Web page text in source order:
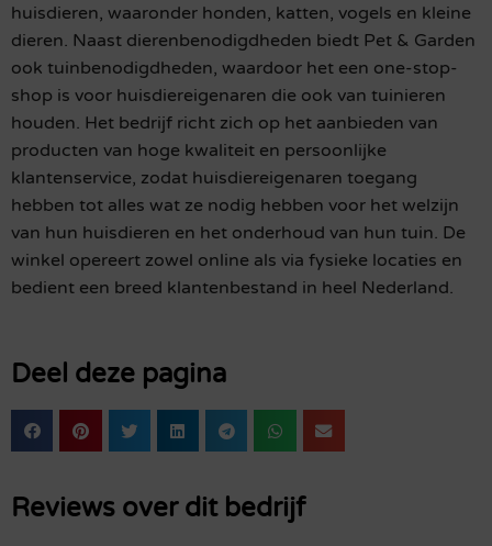
huisdieren, waaronder honden, katten, vogels en kleine
dieren. Naast dierenbenodigdheden biedt Pet & Garden
ook tuinbenodigdheden, waardoor het een one-stop-
shop is voor huisdiereigenaren die ook van tuinieren
houden. Het bedrijf richt zich op het aanbieden van
producten van hoge kwaliteit en persoonlijke
klantenservice, zodat huisdiereigenaren toegang
hebben tot alles wat ze nodig hebben voor het welzijn
van hun huisdieren en het onderhoud van hun tuin. De
winkel opereert zowel online als via fysieke locaties en
bedient een breed klantenbestand in heel Nederland.
Deel deze pagina
Reviews over dit bedrijf